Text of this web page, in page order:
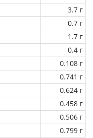
3.7 г
0.7 г
1.7 г
0.4 г
0.108 г
0.741 г
0.624 г
0.458 г
0.506 г
0.799 г